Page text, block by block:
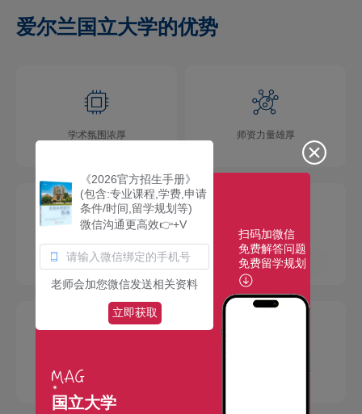
爱尔兰国立大学的优势
学术氛围浓厚 师资力量雄厚
校园环境优美 社团活动多彩
国际交流广泛
《2026官方招生手册》
(包含:专业课程,学费,申请
条件/时间,留学规划等)
微信沟通更高效👉+V
老师会加您微信发送相关资料
立即获取
国立大学
扫码加微信
免费解答问题
免费留学规划